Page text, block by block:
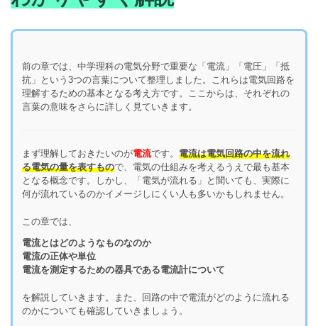
前の章では、中学理科の電気分野で重要な「電流」「電圧」「抵
抗」という3つの言葉について整理しました。これらは電気回路を
理解するための基本となる考え方です。ここからは、それぞれの
言葉の意味をさらに詳しく見ていきます。
まず理解しておきたいのが電流です。電流は電気回路の中を流れ
る電気の量を表すもので、電気の仕組みを考えるうえで最も基本
となる概念です。しかし、「電気が流れる」と聞いても、実際に
何が流れているのかイメージしにくい人も多いかもしれません。
この章では、
電流とはどのようなものなのか
電流の正体や単位
電流を測定するための器具である電流計について
を解説していきます。また、回路の中で電流がどのように流れる
のかについても確認していきましょう。